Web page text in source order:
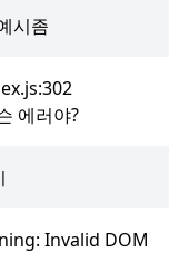
시좀
에러야?
Invalid DOM